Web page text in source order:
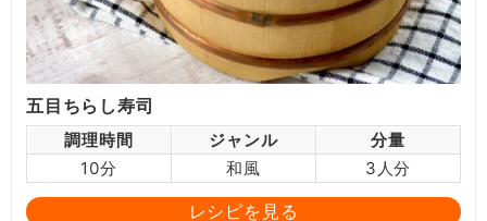
五目ちらし寿司
調理時間 ジャンル
分量
10分
和風 3人分
レシピを見る